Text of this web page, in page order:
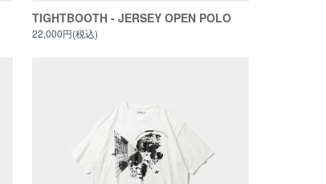
TIGHTBOOTH - JERSEY OPEN POLO
22,000円(税込)